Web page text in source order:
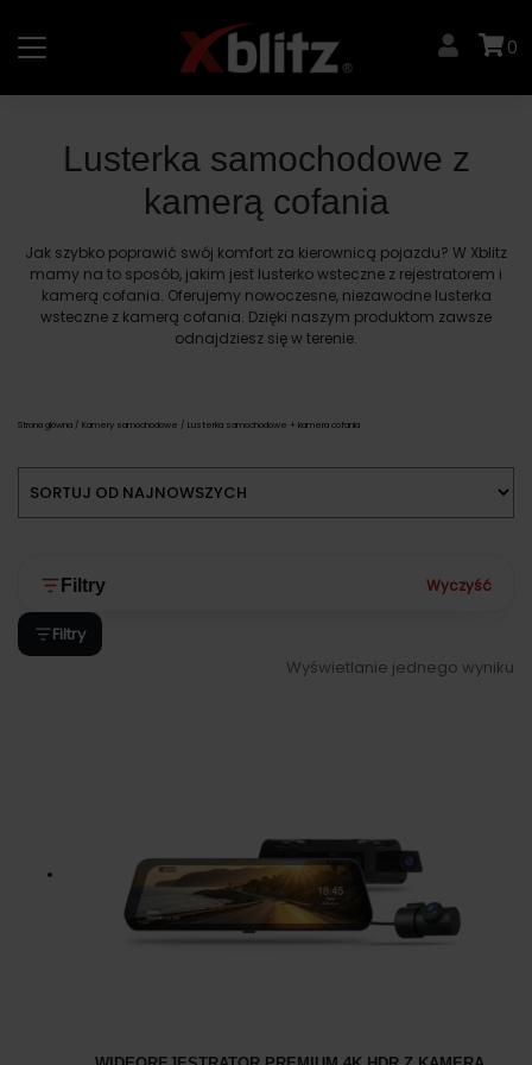
content
0
Lusterka samochodowe z
kamerą cofania
Jak szybko poprawić swój komfort za kierownicą pojazdu? W Xblitz
mamy na to sposób, jakim jest lusterko wsteczne z rejestratorem i
kamerą cofania. Oferujemy nowoczesne, niezawodne lusterka
wsteczne z kamerą cofania. Dzięki naszym produktom zawsze
odnajdziesz się w terenie.
Strona główna / Kamery samochodowe / Lusterka samochodowe + kamera cofania
Filtry Wyczyść
Filtry
Wyświetlanie jednego wyniku